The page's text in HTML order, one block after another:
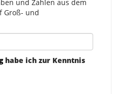
und Zahlen aus dem
Groß- und
habe ich zur Kenntnis